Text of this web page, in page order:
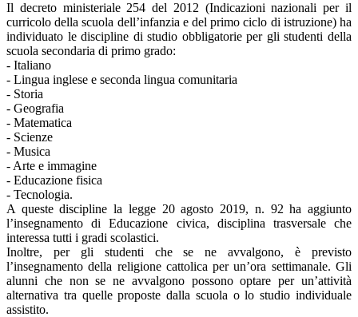
Il decreto ministeriale 254 del 2012 (Indicazioni nazionali per il
curricolo della scuola dell’infanzia e del primo ciclo di istruzione) ha
individuato le discipline di studio obbligatorie per gli studenti della
scuola secondaria di primo grado:
- Italiano
- Lingua inglese e seconda lingua comunitaria
- Storia
- Geografia
- Matematica
- Scienze
- Musica
- Arte e immagine
- Educazione fisica
- Tecnologia.
A queste discipline la legge 20 agosto 2019, n. 92 ha aggiunto
l’insegnamento di Educazione civica, disciplina trasversale che
interessa tutti i gradi scolastici.
Inoltre, per gli studenti che se ne avvalgono, è previsto
l’insegnamento della religione cattolica per un’ora settimanale. Gli
alunni che non se ne avvalgono possono optare per un’attività
alternativa tra quelle proposte dalla scuola o lo studio individuale
assistito.